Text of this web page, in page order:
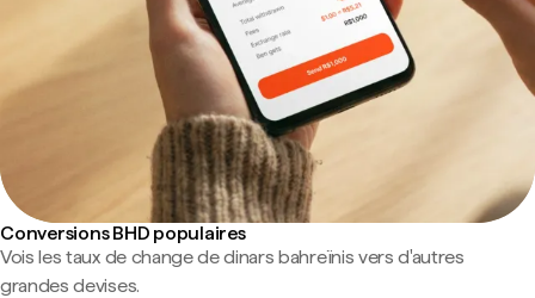
Conversions BHD populaires
Vois les taux de change de dinars bahreïnis vers d'autres
grandes devises.